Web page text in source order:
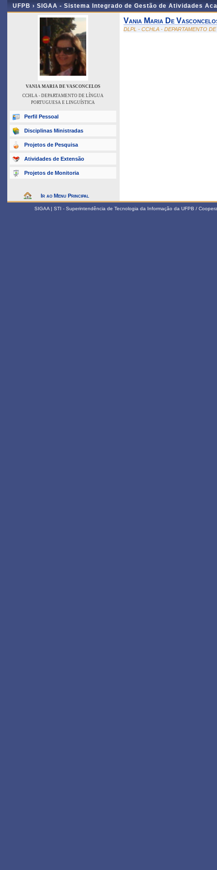
UFPB › SIGAA - Sistema Integrado de Gestão de Atividades
VANIA MARIA DE VASCONCELOS
CCHLA - DEPARTAMENTO DE LÍNGUA
PORTUGUESA E LINGUÍSTICA
Perfil Pessoal
Disciplinas Ministradas
Projetos de Pesquisa
Atividades de Extensão
Projetos de Monitoria
Ir ao Menu Principal
Vania Maria De
DLPL - CCHLA - DEPARTAMENTO
SIGAA | STI - Superintendência de Tecnologia da Informação da UFPB /